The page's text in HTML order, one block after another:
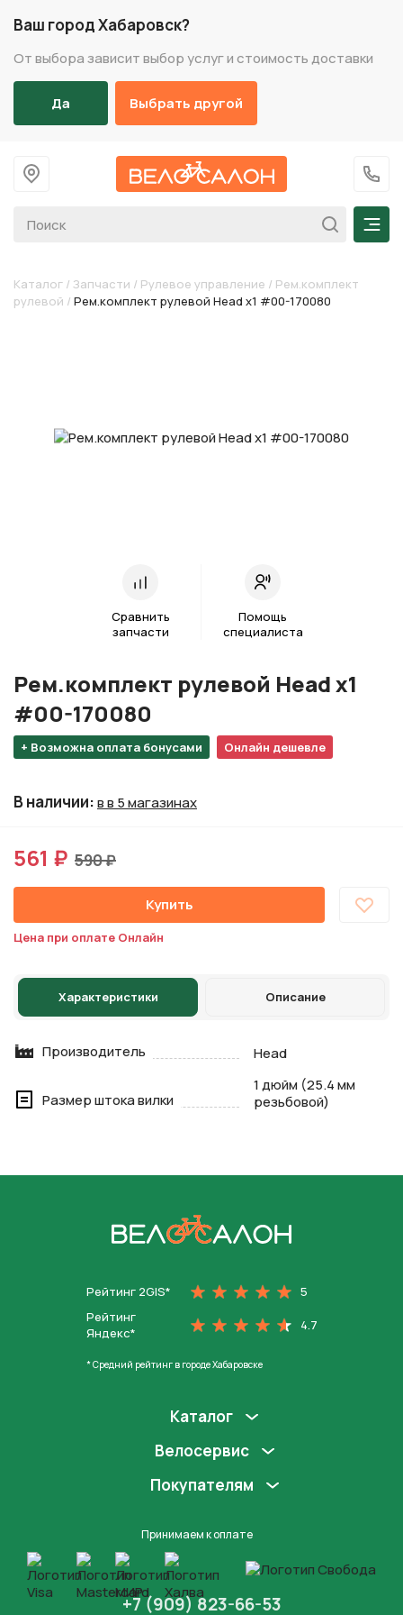
Ваш город Хабаровск?
От выбора зависит выбор услуг и стоимость доставки
Да Выбрать другой
На главную
+7
Каталог / Запчасти / Рулевое управление / Рем.комплект
рулевой / Рем.комплект рулевой Head x1 #00-170080
Сравнить
запчасти
Помощь
специалиста
+ Возможна оплата бонусами Онлайн дешевле
Рем.комплект рулевой Head x1
#00-170080
В наличии:в в 5 магазинах
561 ₽ 590 ₽
Купить
Цена при оплате Онлайн
Характеристики Описание
Производитель Head
Размер штока вилки
1 дюйм (25.4 мм
резьбовой)
Рейтинг 2GIS*
5
Рейтинг
Яндекс*
4.7
* Средний рейтинг в городе Хабаровске
Каталог
Велосервис
Покупателям
Принимаем к оплате
+7 (909) 823-66-53